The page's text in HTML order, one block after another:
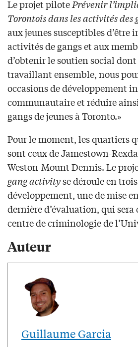
Le projet pilotePrévenir
Torontois dans les activités des
aux jeunes susceptibles d’être
activités de gangs et aux
d’obtenir le soutien social
travaillant ensemble, nous
occasions de développement
communautaire et réduire
gangs de jeunes à Toronto.»
Pour le moment, les quartiers
sont ceux de Jamestown-
Weston-Mount Dennis. Le
gang activityse déroule en
développement, une de mise
dernière d’évaluation, qui
centre de criminologie de
Auteur
Guillaume Garcia